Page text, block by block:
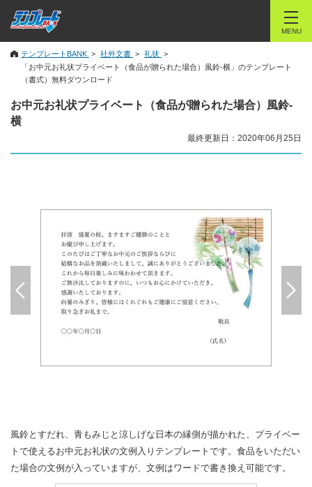
MENU
テンプレートBANK 社外文書
礼状
「お中元お礼状プライベート（食品が贈られた場合）風鈴-横」のテンプレート
（書式）無料ダウンロード
お中元お礼状プライベート（食品が贈られた場合）風鈴-
横
最終更新日：2020年06月25日
風鈴とすだれ、青もみじと涼しげな日本の縁側が描かれた、プライベー
トで使えるお中元お礼状の文例入りテンプレートです。食品をいただい
た場合の文例が入っていますが、文例はワードで書き換え可能です。